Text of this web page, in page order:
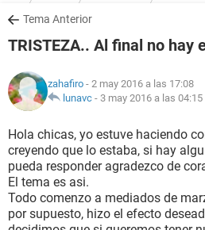
SALUD
NUTRICIÓN
BIENESTAR
SEXUALIDAD
GLOSARIO
Tema Anterior
TRISTEZA.. Al final no hay
zahafiro - 2 may 2016 a las 17:08
lunavc - 3 may 2016 a las 04:15
Hola chicas, yo estuve haciendo
creyendo que lo estaba, si hay
pueda responder agradezco de
El tema es asi.
Todo comenzo a mediados de
por supuesto, hizo el efecto